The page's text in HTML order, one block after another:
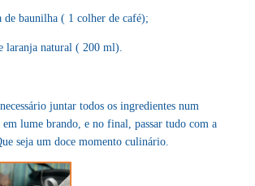
de baunilha ( 1 colher de café);
laranja natural ( 200 ml).
juntar todos os ingredientes num
lume brando, e no final, passar tudo com a
seja um doce momento culinário.